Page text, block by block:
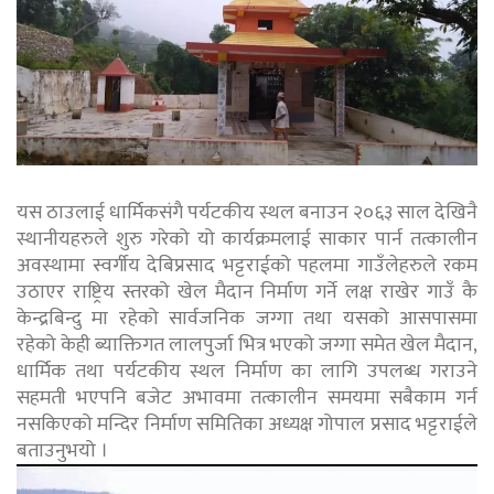
यस ठाउलाई धार्मिकसंगै पर्यटकीय स्थल बनाउन २०६३ साल देखिनै
स्थानीयहरुले शुरु गरेको यो कार्यक्रमलाई साकार पार्न तत्कालीन
अवस्थामा स्वर्गीय देबिप्रसाद भट्टराईको पहलमा गाउँलेहरुले रकम
उठाएर राष्ट्रिय स्तरको खेल मैदान निर्माण गर्ने लक्ष राखेर गाउँ कै
केन्द्रबिन्दु मा रहेको सार्वजनिक जग्गा तथा यसको आसपासमा
रहेको केही ब्याक्तिगत लालपुर्जा भित्र भएको जग्गा समेत खेल मैदान,
धार्मिक तथा पर्यटकीय स्थल निर्माण का लागि उपलब्ध गराउने
सहमती भएपनि बजेट अभावमा तत्कालीन समयमा सबैकाम गर्न
नसकिएको मन्दिर निर्माण समितिका अध्यक्ष गोपाल प्रसाद भट्टराईले
बताउनुभयो ।